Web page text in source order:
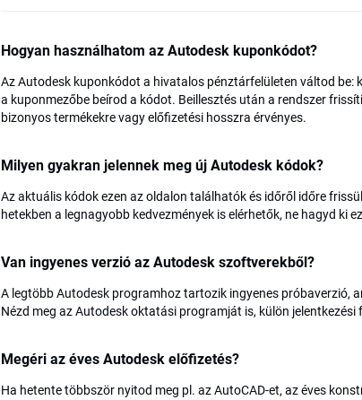
Hogyan használhatom az Autodesk kuponkódot?
Az Autodesk kuponkódot a hivatalos pénztárfelületen váltod
a kuponmezőbe beírod a kódot. Beillesztés után a rendszer
bizonyos termékekre vagy előfizetési hosszra érvényes.
Milyen gyakran jelennek meg új Autodesk kódok?
Az aktuális kódok ezen az oldalon találhatók és időről időre
hetekben a legnagyobb kedvezmények is elérhetők, ne hagyd ki
Van ingyenes verzió az Autodesk szoftverekből?
A legtöbb Autodesk programhoz tartozik ingyenes próbaverzió,
Nézd meg az Autodesk oktatási programját is, külön
Megéri az éves Autodesk előfizetés?
Ha hetente többször nyitod meg pl. az AutoCAD-et, az éves